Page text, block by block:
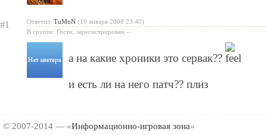
#1 Ответил: TuMoN (19 января 2008 23:40)
В группе: Гости, зарегистрирован --
а на какие хроники это сервак??
и есть ли на него патч?? плиз
© 2007-2014 — «Информационно-игровая зона»